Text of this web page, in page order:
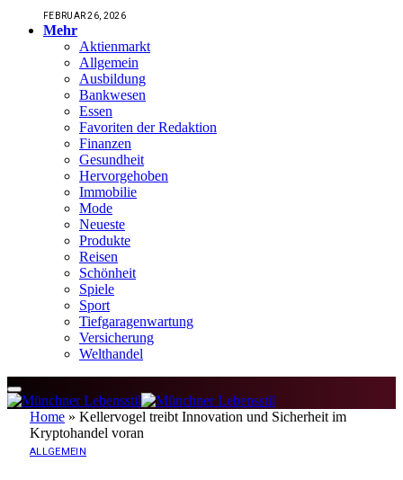
FEBRUAR 26, 2026
Mehr
Aktienmarkt
Allgemein
Ausbildung
Bankwesen
Essen
Favoriten der Redaktion
Finanzen
Gesundheit
Hervorgehoben
Immobilie
Mode
Neueste
Produkte
Reisen
Schönheit
Spiele
Sport
Tiefgaragenwartung
Versicherung
Welthandel
Home » Kellervogel treibt Innovation und Sicherheit im
Kryptohandel voran
ALLGEMEIN